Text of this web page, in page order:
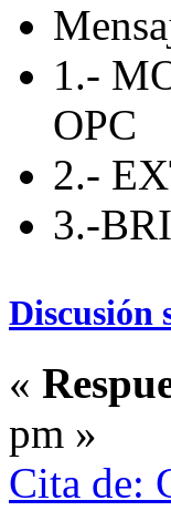
1.-
OPC
2.-
3.-
Discusión
«
pm »
Cita de: